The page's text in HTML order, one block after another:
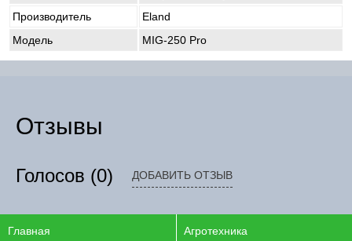
Производитель
Eland
Модель
MIG-250 Pro
Отзывы
Голосов (0) ДОБАВИТЬ ОТЗЫВ
Главная Агротехника